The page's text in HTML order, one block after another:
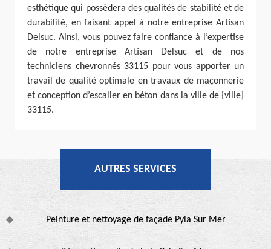
esthétique qui possèdera des qualités de stabilité et de
durabilité, en faisant appel à notre entreprise Artisan
Delsuc. Ainsi, vous pouvez faire confiance à l’expertise
de notre entreprise Artisan Delsuc et de nos
techniciens chevronnés 33115 pour vous apporter un
travail de qualité optimale en travaux de maçonnerie
et conception d’escalier en béton dans la ville de {ville]
33115.
AUTRES SERVICES
Peinture et nettoyage de façade Pyla Sur Mer